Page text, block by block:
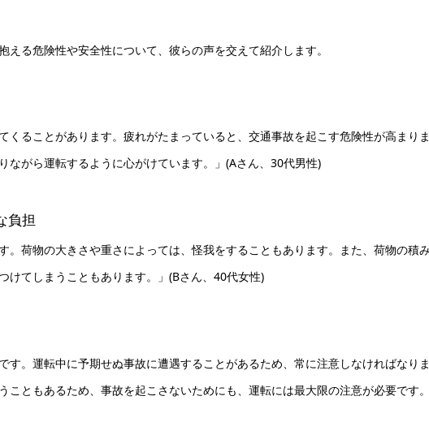
る危険性や安全性について、彼らの声を交えて紹介します。
くることがあります。疲れがたまっていると、交通事故を起こす危険性が高まり
ながら運転するように心がけています。」(Aさん、30代男性)
負担
。荷物の大きさや重さによっては、怪我をすることもあります。また、荷物の積
けてしまうこともあります。」(Bさん、40代女性)
です。運転中に予期せぬ事故に遭遇することがあるため、常に注意しなければなり
こともあるため、事故を起こさないためにも、運転には最大限の注意が必要です